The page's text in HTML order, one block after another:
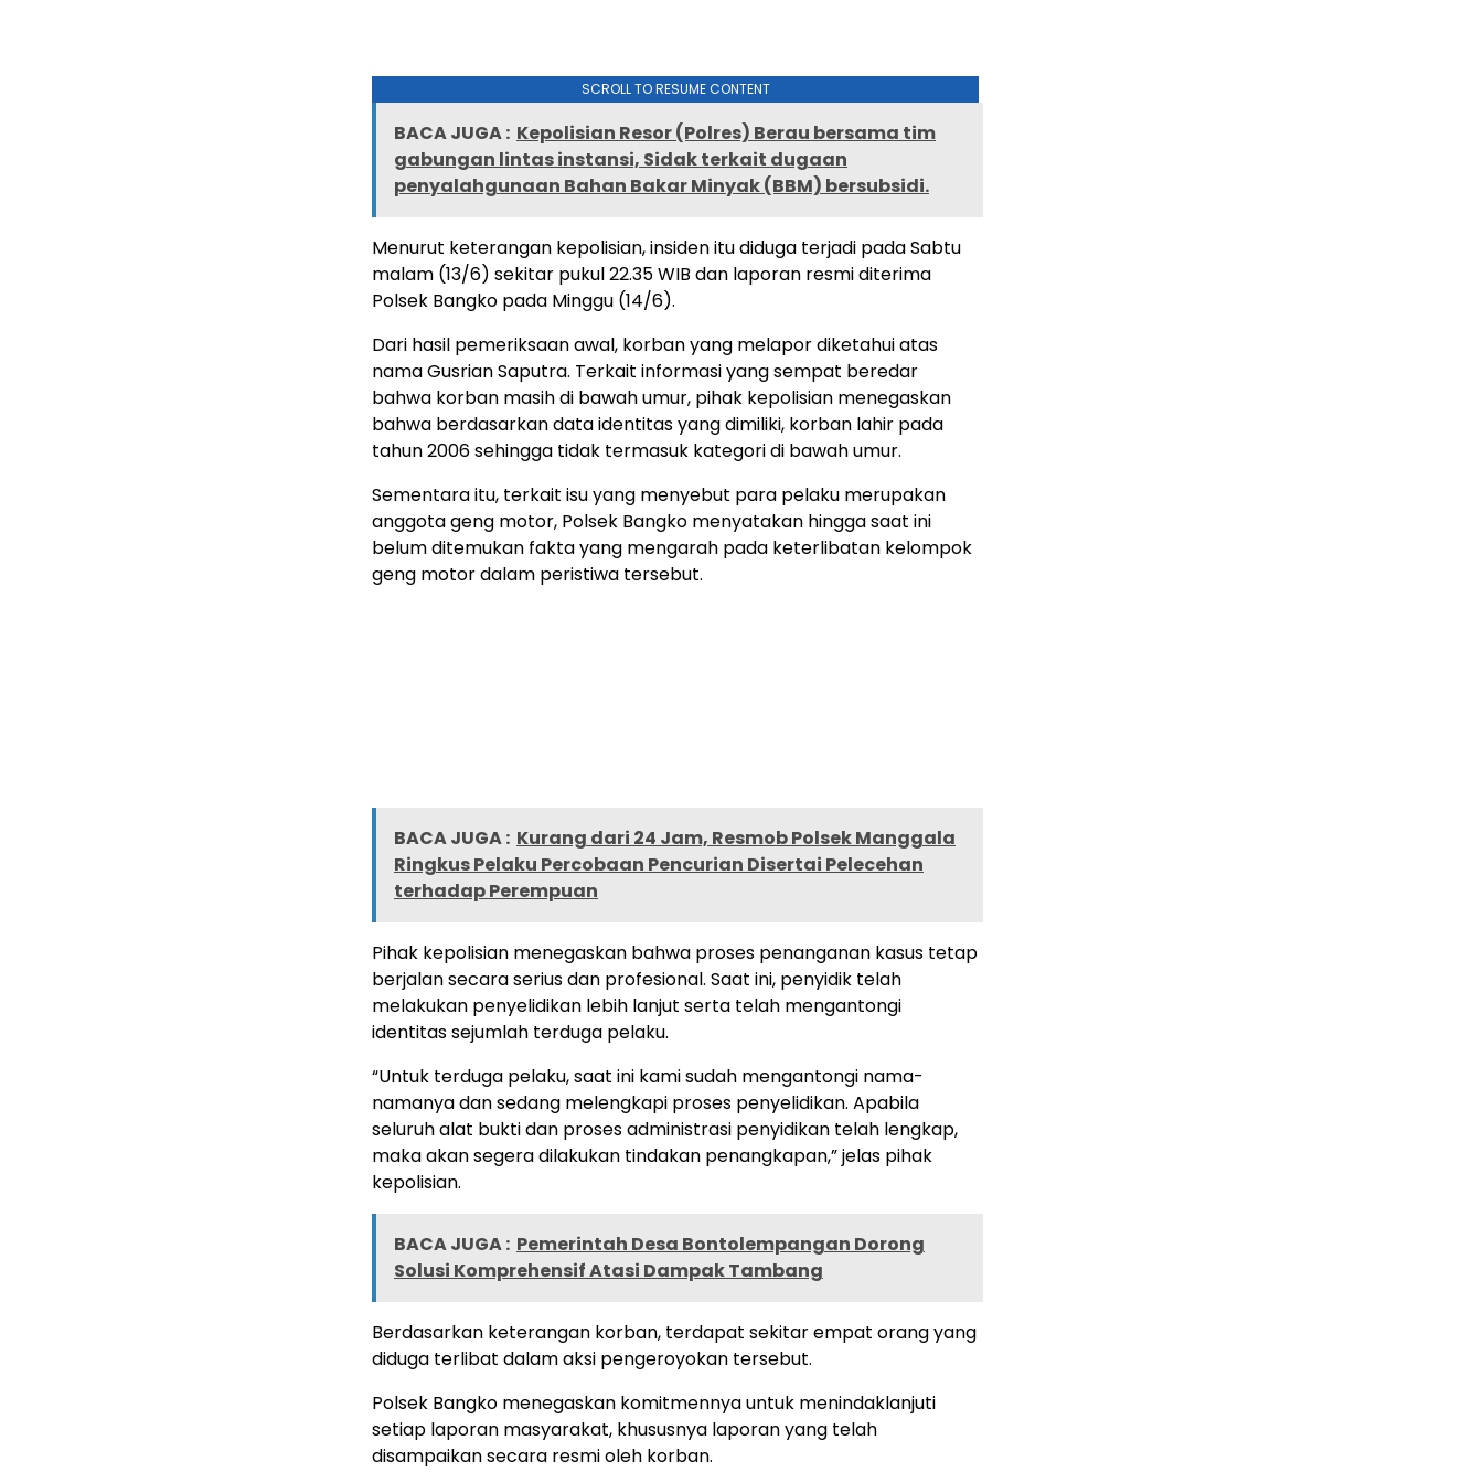
SCROLL TO RESUME CONTENT
BACA JUGA : Kepolisian Resor (Polres) Berau bersama tim
gabungan lintas instansi, Sidak terkait dugaan
penyalahgunaan Bahan Bakar Minyak (BBM) bersubsidi.
Menurut keterangan kepolisian, insiden itu diduga terjadi pada Sabtu
malam (13/6) sekitar pukul 22.35 WIB dan laporan resmi diterima
Polsek Bangko pada Minggu (14/6).
Dari hasil pemeriksaan awal, korban yang melapor diketahui atas
nama Gusrian Saputra. Terkait informasi yang sempat beredar
bahwa korban masih di bawah umur, pihak kepolisian menegaskan
bahwa berdasarkan data identitas yang dimiliki, korban lahir pada
tahun 2006 sehingga tidak termasuk kategori di bawah umur.
Sementara itu, terkait isu yang menyebut para pelaku merupakan
anggota geng motor, Polsek Bangko menyatakan hingga saat ini
belum ditemukan fakta yang mengarah pada keterlibatan kelompok
geng motor dalam peristiwa tersebut.
BACA JUGA : Kurang dari 24 Jam, Resmob Polsek Manggala
Ringkus Pelaku Percobaan Pencurian Disertai Pelecehan
terhadap Perempuan
Pihak kepolisian menegaskan bahwa proses penanganan kasus tetap
berjalan secara serius dan profesional. Saat ini, penyidik telah
melakukan penyelidikan lebih lanjut serta telah mengantongi
identitas sejumlah terduga pelaku.
“Untuk terduga pelaku, saat ini kami sudah mengantongi nama-
namanya dan sedang melengkapi proses penyelidikan. Apabila
seluruh alat bukti dan proses administrasi penyidikan telah lengkap,
maka akan segera dilakukan tindakan penangkapan,” jelas pihak
kepolisian.
BACA JUGA : Pemerintah Desa Bontolempangan Dorong
Solusi Komprehensif Atasi Dampak Tambang
Berdasarkan keterangan korban, terdapat sekitar empat orang yang
diduga terlibat dalam aksi pengeroyokan tersebut.
Polsek Bangko menegaskan komitmennya untuk menindaklanjuti
setiap laporan masyarakat, khususnya laporan yang telah
disampaikan secara resmi oleh korban.